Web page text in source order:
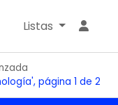
Listas
página 1 de 2